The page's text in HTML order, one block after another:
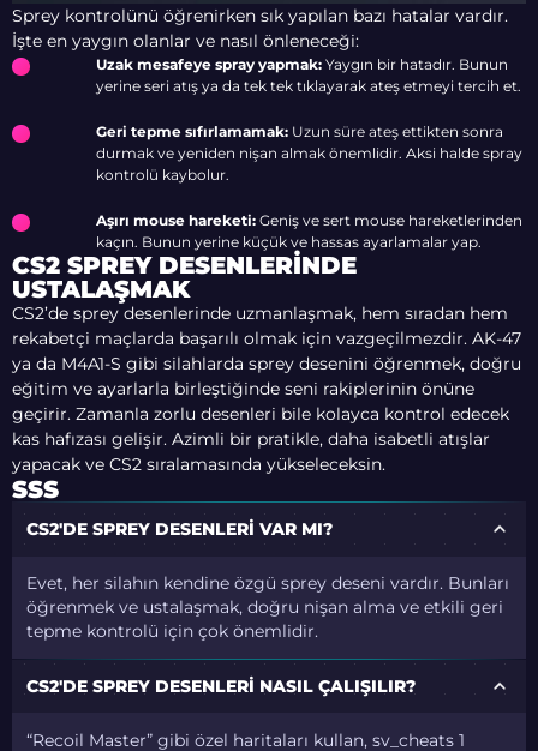
Sprey kontrolünü öğrenirken sık yapılan bazı hatalar vardır.
İşte en yaygın olanlar ve nasıl önleneceği:
Uzak mesafeye spray yapmak: Yaygın bir hatadır. Bunun
yerine seri atış ya da tek tek tıklayarak ateş etmeyi tercih et.
Geri tepme sıfırlamamak: Uzun süre ateş ettikten sonra
durmak ve yeniden nişan almak önemlidir. Aksi halde spray
kontrolü kaybolur.
Aşırı mouse hareketi: Geniş ve sert mouse hareketlerinden
kaçın. Bunun yerine küçük ve hassas ayarlamalar yap.
CS2 SPREY DESENLERINDE
USTALAŞMAK
CS2’de sprey desenlerinde uzmanlaşmak, hem sıradan hem
rekabetçi maçlarda başarılı olmak için vazgeçilmezdir. AK-47
ya da M4A1-S gibi silahlarda sprey desenini öğrenmek, doğru
eğitim ve ayarlarla birleştiğinde seni rakiplerinin önüne
geçirir. Zamanla zorlu desenleri bile kolayca kontrol edecek
kas hafızası gelişir. Azimli bir pratikle, daha isabetli atışlar
yapacak ve CS2 sıralamasında yükseleceksin.
SSS
CS2'DE SPREY DESENLERI VAR MI?
Evet, her silahın kendine özgü sprey deseni vardır. Bunları
öğrenmek ve ustalaşmak, doğru nişan alma ve etkili geri
tepme kontrolü için çok önemlidir.
CS2'DE SPREY DESENLERI NASIL ÇALIŞILIR?
“Recoil Master” gibi özel haritaları kullan,sv_cheats 1